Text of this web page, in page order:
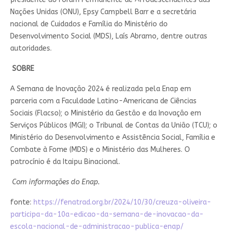
Nações Unidas (ONU), Epsy Campbell Barr e a secretária
nacional de Cuidados e Família do Ministério do
Desenvolvimento Social (MDS), Laís Abramo, dentre outras
autoridades.
SOBRE
A Semana de Inovação 2024 é realizada pela Enap em
parceria com a Faculdade Latino-Americana de Ciências
Sociais (Flacso); o Ministério da Gestão e da Inovação em
Serviços Públicos (MGI); o Tribunal de Contas da União (TCU); o
Ministério do Desenvolvimento e Assistência Social, Família e
Combate à Fome (MDS) e o Ministério das Mulheres. O
patrocínio é da Itaipu Binacional.
Com informações do Enap.
fonte: https://fenatrad.org.br/2024/10/30/creuza-oliveira-
participa-da-10a-edicao-da-semana-de-inovacao-da-
escola-nacional-de-administracao-publica-enap/